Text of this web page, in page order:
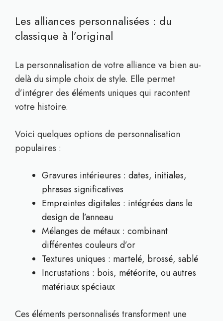
Les alliances personnalisées : du
classique à l’original
La personnalisation de votre alliance va bien au-
delà du simple choix de style. Elle permet
d’intégrer des éléments uniques qui racontent
votre histoire.
Voici quelques options de personnalisation
populaires :
Gravures intérieures : dates, initiales,
phrases significatives
Empreintes digitales : intégrées dans le
design de l’anneau
Mélanges de métaux : combinant
différentes couleurs d’or
Textures uniques : martelé, brossé, sablé
Incrustations : bois, météorite, ou autres
matériaux spéciaux
Ces éléments personnalisés transforment une